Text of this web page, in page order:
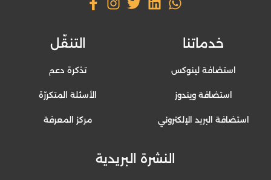
خدماتنا
استضافة لينوكس
استضافة ويندوز
استضافة البريد الإلكتروني
التنقّل
تذكرة دعم
الأسئلة المتكررّة
مركز المعرفة
النشرة البريدية